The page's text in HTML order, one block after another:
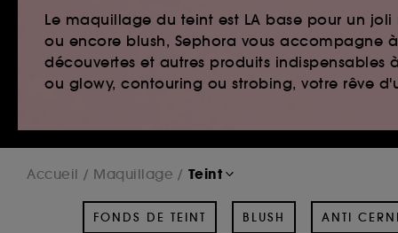
Le maquillage du teint est LA base pour un
ou encore blush, Sephora vous accompagne
découvertes et autres produits indispensables
ou glowy, contouring ou strobing, votre rêve
Accueil Maquillage Teint
FONDS DE TEINT BLUSH ANTI